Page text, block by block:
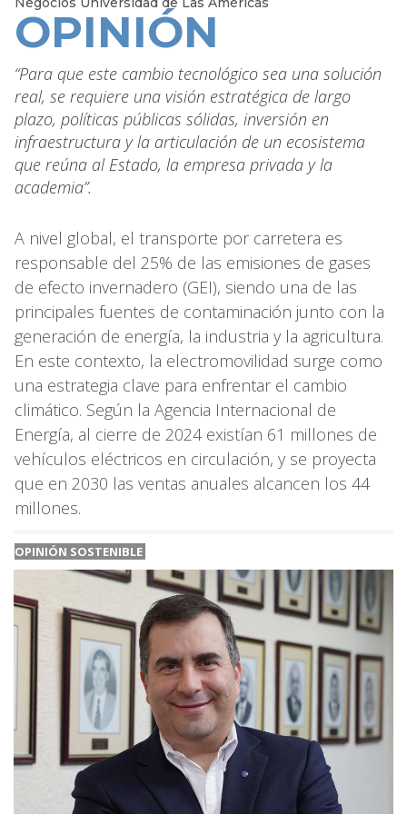
OPINIÓN
“Para que este cambio tecnológico sea una solución
real, se requiere una visión estratégica de largo
plazo, políticas públicas sólidas, inversión en
infraestructura y la articulación de un ecosistema
que reúna al Estado, la empresa privada y la
academia”.
A nivel global, el transporte por carretera es
responsable del 25% de las emisiones de gases
de efecto invernadero (GEI), siendo una de las
principales fuentes de contaminación junto con la
generación de energía, la industria y la agricultura.
En este contexto, la electromovilidad surge como
una estrategia clave para enfrentar el cambio
climático. Según la Agencia Internacional de
Energía, al cierre de 2024 existían 61 millones de
vehículos eléctricos en circulación, y se proyecta
que en 2030 las ventas anuales alcancen los 44
millones.
OPINIÓN SOSTENIBLE